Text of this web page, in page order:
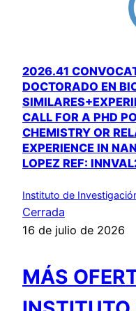
2026.41
DOCTORADO EN
CALL FOR A PHD
CHEMISTRY OR
EXPERIENCE IN
LOPEZ REF:
Instituto de
Cerrada
16 de julio de 2026
MÁS